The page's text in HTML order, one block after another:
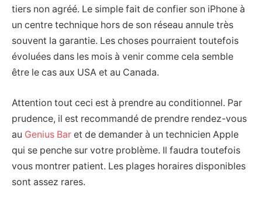
tiers non agréé. Le simple fait de confier son iPhone à
un centre technique hors de son réseau annule très
souvent la garantie. Les choses pourraient toutefois
évoluées dans les mois à venir comme cela semble
être le cas aux USA et au Canada.
Attention tout ceci est à prendre au conditionnel. Par
prudence, il est recommandé de prendre rendez-vous
au Genius Bar et de demander à un technicien Apple
qui se penche sur votre problème. Il faudra toutefois
vous montrer patient. Les plages horaires disponibles
sont assez rares.